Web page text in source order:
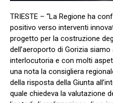
TRIESTE – “La Regione ha
positivo verso interventi
progetto per la costruzione
dell’aeroporto di Gorizia
interlocutoria e con molti
una nota la consigliera
della risposta della Giunta
quale chiedeva la valutazione